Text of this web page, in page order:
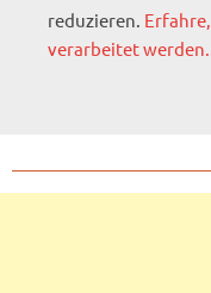
reduzieren.
verarbeitet werden.